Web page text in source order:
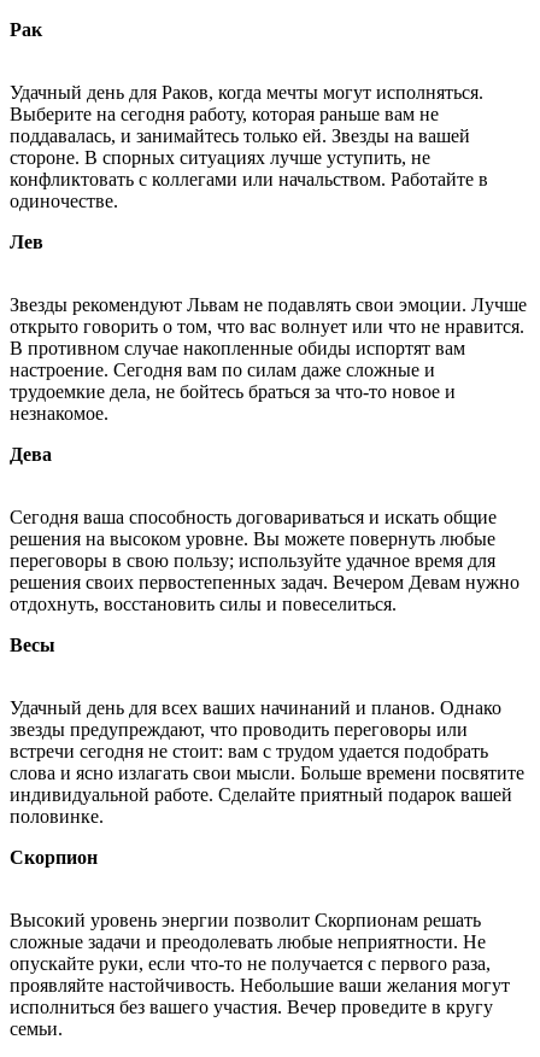
Рак
Удачный день для Раков, когда мечты могут исполняться.
Выберите на сегодня работу, которая раньше вам не
поддавалась, и занимайтесь только ей. Звезды на вашей
стороне. В спорных ситуациях лучше уступить, не
конфликтовать с коллегами или начальством. Работайте в
одиночестве.
Лев
Звезды рекомендуют Львам не подавлять свои эмоции. Лучше
открыто говорить о том, что вас волнует или что не нравится.
В противном случае накопленные обиды испортят вам
настроение. Сегодня вам по силам даже сложные и
трудоемкие дела, не бойтесь браться за что-то новое и
незнакомое.
Дева
Сегодня ваша способность договариваться и искать общие
решения на высоком уровне. Вы можете повернуть любые
переговоры в свою пользу; используйте удачное время для
решения своих первостепенных задач. Вечером Девам нужно
отдохнуть, восстановить силы и повеселиться.
Весы
Удачный день для всех ваших начинаний и планов. Однако
звезды предупреждают, что проводить переговоры или
встречи сегодня не стоит: вам с трудом удается подобрать
слова и ясно излагать свои мысли. Больше времени посвятите
индивидуальной работе. Сделайте приятный подарок вашей
половинке.
Скорпион
Высокий уровень энергии позволит Скорпионам решать
сложные задачи и преодолевать любые неприятности. Не
опускайте руки, если что-то не получается с первого раза,
проявляйте настойчивость. Небольшие ваши желания могут
исполниться без вашего участия. Вечер проведите в кругу
семьи.